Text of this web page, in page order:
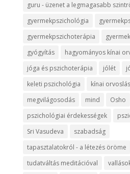
guru - üzenet a legmagasabb
gyermekpszichológia
gyermekpszichoterápia
gyógyítás
hagyományos kínai
jóga és pszichoterápia
jólét
keleti pszichológia
kínai orvoslás
megvilágosodás
mind Osho
pszichológiai érdekességek
Sri Vasudeva
szabadság
tapasztalatokról - a létezés öröme
tudatváltás meditációval